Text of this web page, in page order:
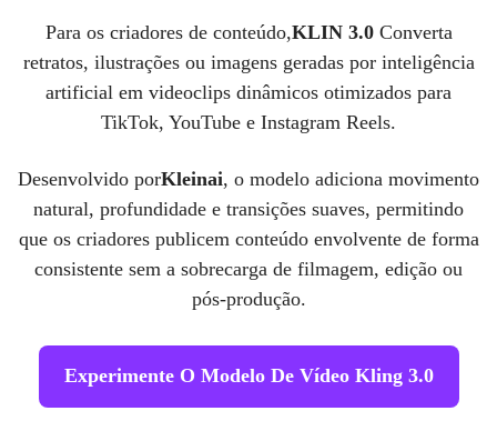
Para os criadores de conteúdo,KLIN 3.0Converta
retratos, ilustrações ou imagens geradas por inteligência
artificial em videoclips dinâmicos otimizados para
TikTok, YouTube e Instagram Reels.
Desenvolvido porKleinai, o modelo adiciona movimento
natural, profundidade e transições suaves, permitindo
que os criadores publicem conteúdo envolvente de forma
consistente sem a sobrecarga de filmagem, edição ou
pós-produção.
Experimente O Modelo De Vídeo Kling 3.0